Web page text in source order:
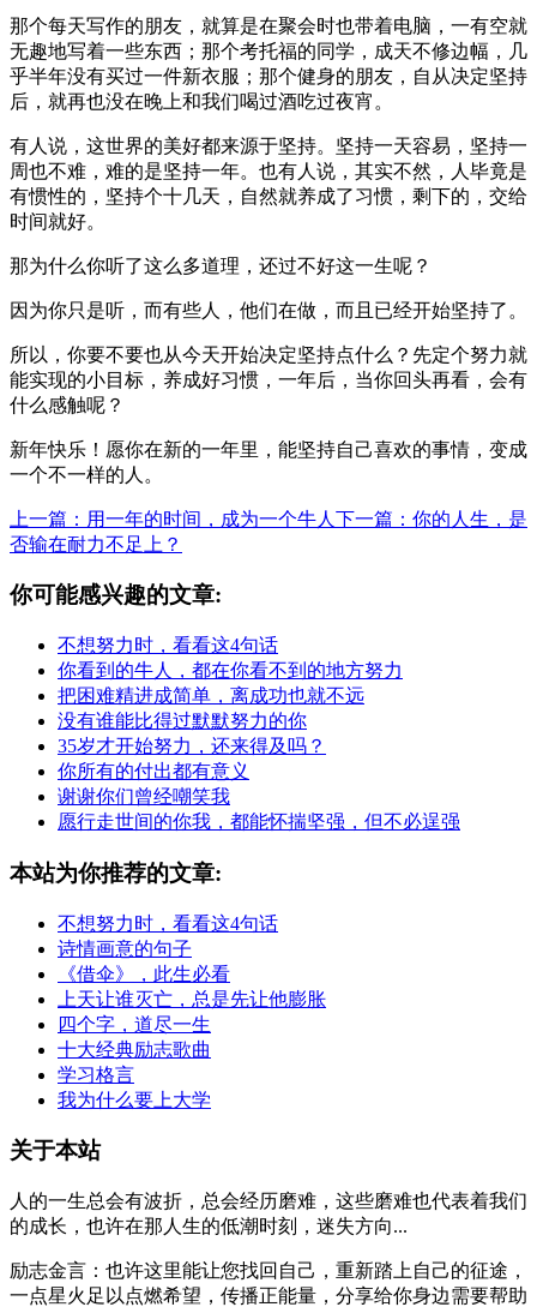
那个每天写作的朋友，就算是在聚会时也带着电脑，一有空就
无趣地写着一些东西；那个考托福的同学，成天不修边幅，几
乎半年没有买过一件新衣服；那个健身的朋友，自从决定坚持
后，就再也没在晚上和我们喝过酒吃过夜宵。
有人说，这世界的美好都来源于坚持。坚持一天容易，坚持一
周也不难，难的是坚持一年。也有人说，其实不然，人毕竟是
有惯性的，坚持个十几天，自然就养成了习惯，剩下的，交给
时间就好。
那为什么你听了这么多道理，还过不好这一生呢？
因为你只是听，而有些人，他们在做，而且已经开始坚持了。
所以，你要不要也从今天开始决定坚持点什么？先定个努力就
能实现的小目标，养成好习惯，一年后，当你回头再看，会有
什么感触呢？
新年快乐！愿你在新的一年里，能坚持自己喜欢的事情，变成
一个不一样的人。
上一篇：用一年的时间，成为一个牛人 下一篇：你的人生，是
否输在耐力不足上？
你可能感兴趣的文章:
不想努力时，看看这4句话
你看到的牛人，都在你看不到的地方努力
把困难精进成简单，离成功也就不远
没有谁能比得过默默努力的你
35岁才开始努力，还来得及吗？
你所有的付出都有意义
谢谢你们曾经嘲笑我
愿行走世间的你我，都能怀揣坚强，但不必逞强
本站为你推荐的文章:
不想努力时，看看这4句话
诗情画意的句子
《借伞》，此生必看
上天让谁灭亡，总是先让他膨胀
四个字，道尽一生
十大经典励志歌曲
学习格言
我为什么要上大学
关于本站
人的一生总会有波折，总会经历磨难，这些磨难也代表着我们
的成长，也许在那人生的低潮时刻，迷失方向...
励志金言：也许这里能让您找回自己，重新踏上自己的征途，
一点星火足以点燃希望，传播正能量，分享给你身边需要帮助